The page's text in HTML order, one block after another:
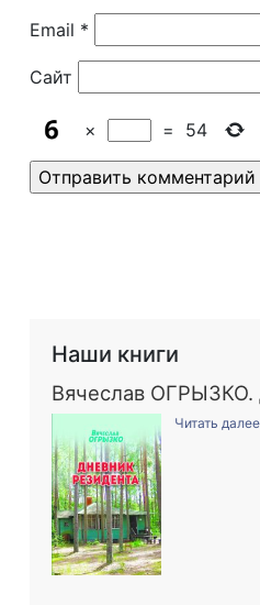
Email *
Сайт
× = 54
Наши книги
Вячеслав
Читать